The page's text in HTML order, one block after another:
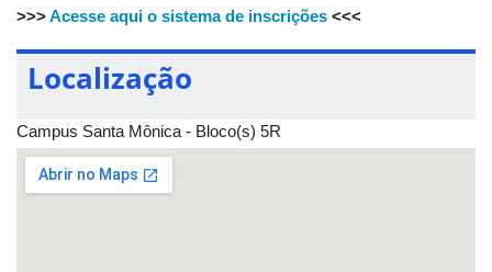
fazernetworkingcom palestrantes e profissionais da área.
>>>Acesse aqui o sistema de inscrições <<<
Localização
Campus Santa Mônica - Bloco(s) 5R